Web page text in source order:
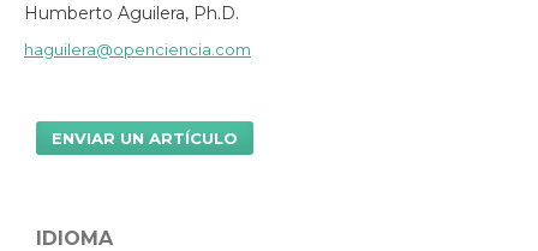
Humberto Aguilera, Ph.D.
haguilera@openciencia.com
ENVIAR UN ARTÍCULO
IDIOMA